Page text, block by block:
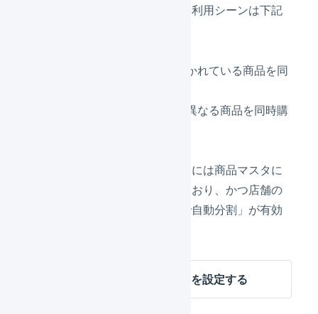
動分割を実行します。具体的な利用シーンは下記
在庫を保管する倉庫が分かれている商品を同
大型商品など配送方法が異なる商品を同時購
出荷伝票の自動分割を実行するには商品マスタに
「配送カテゴリ」が指定されており、かつ店舗の
「商品マスタの配送カテゴリで自動分割」が有効
商品マスタの配送カテゴリを設定する